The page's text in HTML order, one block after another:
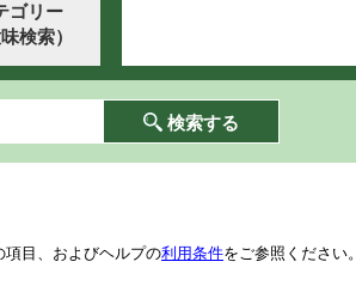
ゴリー
味検索）
検索する
目、およびヘルプの利用条件をご参照ください。